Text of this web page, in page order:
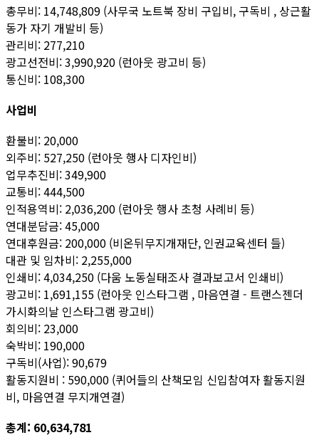
총무비: 14,748,809 (사무국 노트북 장비 구입비, 구독비 , 상근활
동가 자기 개발비 등)
관리비: 277,210
광고선전비: 3,990,920 (런아웃 광고비 등)
통신비: 108,300
사업비
환불비: 20,000
외주비: 527,250 (런아웃 행사 디자인비)
업무추진비: 349,900
교통비: 444,500
인적용역비: 2,036,200 (런아웃 행사 초청 사례비 등)
연대분담금: 45,000
연대후원금: 200,000 (비온뒤무지개재단, 인권교육센터 들)
대관 및 임차비: 2,255,000
인쇄비: 4,034,250 (다움 노동실태조사 결과보고서 인쇄비)
광고비: 1,691,155 (런아웃 인스타그램 , 마음연결 - 트랜스젠더
가시화의날 인스타그램 광고비)
회의비: 23,000
숙박비: 190,000
구독비(사업): 90,679
활동지원비 : 590,000 (퀴어들의 산책모임 신입참여자 활동지원
비, 마음연결 무지개연결)
총계: 60,634,781